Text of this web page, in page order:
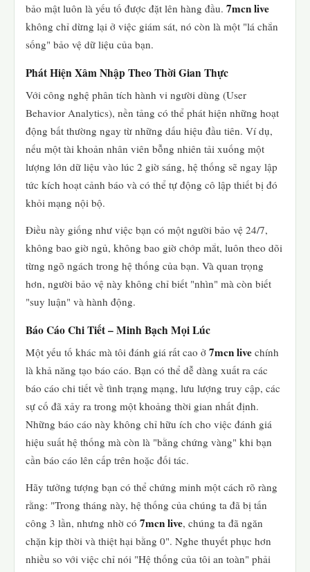
bảo mật luôn là yếu tố được đặt lên hàng đầu. 7mcn live
không chỉ dừng lại ở việc giám sát, nó còn là một "lá chắn
sống" bảo vệ dữ liệu của bạn.
Phát Hiện Xâm Nhập Theo Thời Gian Thực
Với công nghệ phân tích hành vi người dùng (User
Behavior Analytics), nền tảng có thể phát hiện những hoạt
động bất thường ngay từ những dấu hiệu đầu tiên. Ví dụ,
nếu một tài khoản nhân viên bỗng nhiên tải xuống một
lượng lớn dữ liệu vào lúc 2 giờ sáng, hệ thống sẽ ngay lập
tức kích hoạt cảnh báo và có thể tự động cô lập thiết bị đó
khỏi mạng nội bộ.
Điều này giống như việc bạn có một người bảo vệ 24/7,
không bao giờ ngủ, không bao giờ chớp mắt, luôn theo dõi
từng ngõ ngách trong hệ thống của bạn. Và quan trọng
hơn, người bảo vệ này không chỉ biết "nhìn" mà còn biết
"suy luận" và hành động.
Báo Cáo Chi Tiết – Minh Bạch Mọi Lúc
Một yếu tố khác mà tôi đánh giá rất cao ở 7mcn live chính
là khả năng tạo báo cáo. Bạn có thể dễ dàng xuất ra các
báo cáo chi tiết về tình trạng mạng, lưu lượng truy cập, các
sự cố đã xảy ra trong một khoảng thời gian nhất định.
Những báo cáo này không chỉ hữu ích cho việc đánh giá
hiệu suất hệ thống mà còn là "bằng chứng vàng" khi bạn
cần báo cáo lên cấp trên hoặc đối tác.
Hãy tưởng tượng bạn có thể chứng minh một cách rõ ràng
rằng: "Trong tháng này, hệ thống của chúng ta đã bị tấn
công 3 lần, nhưng nhờ có 7mcn live, chúng ta đã ngăn
chặn kịp thời và thiệt hại bằng 0". Nghe thuyết phục hơn
nhiều so với việc chỉ nói "Hệ thống của tôi an toàn" phải